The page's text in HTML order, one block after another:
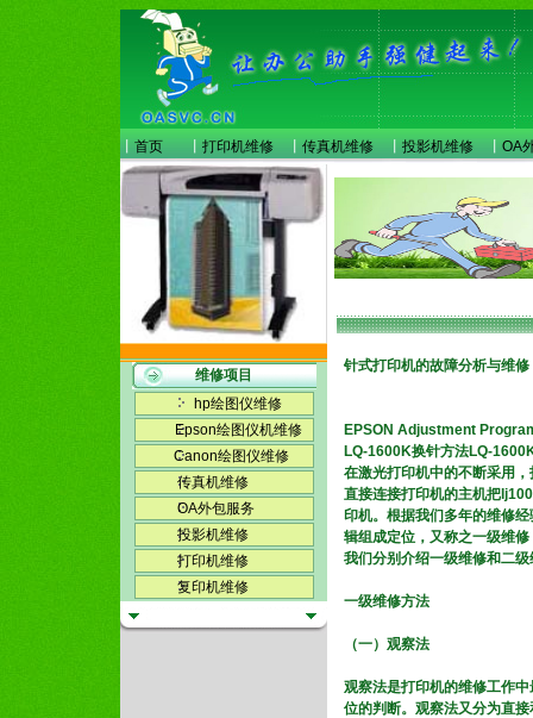
首页 打印机维修 传真机维修 投影机维修 OA
维修项目
hp绘图仪维修
Epson绘图仪机维修
Canon绘图仪维修
传真机维修
OA外包服务
投影机维修
打印机维修
复印机维修
针式打印机的故障分析与维修
EPSON Adjustment
LQ-1600K换针方法LQ-
在激光打印机中的不断采用
直接连接打印机的主机把
印机。根据我们多年的维修
辑组成定位，又称之一级维
我们分别介绍一级维修和二
一级维修方法
（一）观察法
观察法是打印机的维修工作
位的判断。观察法又分为直